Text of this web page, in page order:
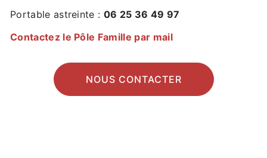
Portable astreinte : 06 25 36 49 97
Contactez le Pôle Famille par mail
NOUS CONTACTER